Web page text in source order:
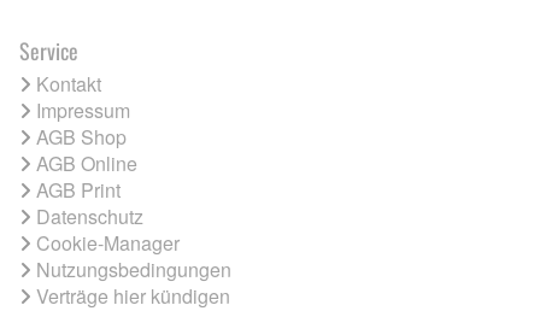
Service
Kontakt
Impressum
AGB Shop
AGB Online
AGB Print
Datenschutz
Cookie-Manager
Nutzungsbedingungen
Verträge hier kündigen